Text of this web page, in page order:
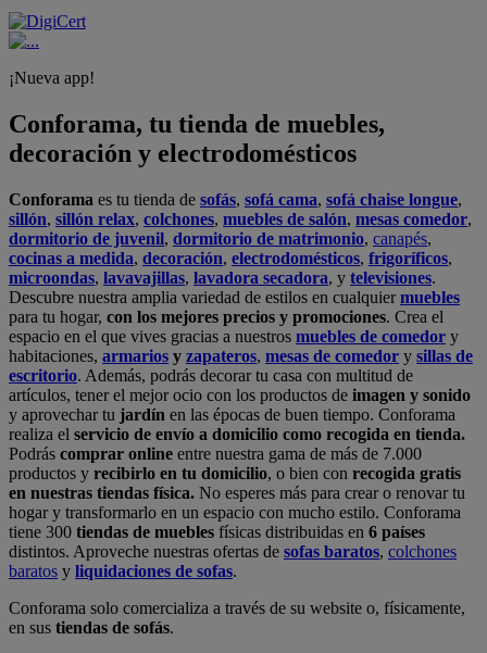
¡Nueva app!
Conforama, tu tienda de muebles,
decoración y electrodomésticos
Conforama es tu tienda de sofás, sofá cama, sofá chaise longue,
sillón, sillón relax, colchones, muebles de salón, mesas comedor,
dormitorio de juvenil, dormitorio de matrimonio, canapés,
cocinas a medida, decoración, electrodomésticos, frigoríficos,
microondas, lavavajillas, lavadora secadora, y televisiones.
Descubre nuestra amplia variedad de estilos en cualquiermuebles
para tu hogar, con los mejores precios y promociones. Crea el
espacio en el que vives gracias a nuestros muebles de comedor y
habitaciones, armarios y zapateros, mesas de comedor y sillas de
escritorio. Además, podrás decorar tu casa con multitud de
artículos, tener el mejor ocio con los productos de imagen y sonido
y aprovechar tu jardín en las épocas de buen tiempo. Conforama
realiza el servicio de envío a domicilio como recogida en tienda.
Podrás comprar online entre nuestra gama de más de 7.000
productos y recibirlo en tu domicilio, o bien con recogida gratis
en nuestras tiendas física. No esperes más para crear o renovar tu
hogar y transformarlo en un espacio con mucho estilo. Conforama
tiene 300 tiendas de muebles físicas distribuidas en 6 países
distintos. Aproveche nuestras ofertas de sofas baratos, colchones
baratos y liquidaciones de sofas.
Conforama solo comercializa a través de su website o, físicamente,
en sus tiendas de sofás.